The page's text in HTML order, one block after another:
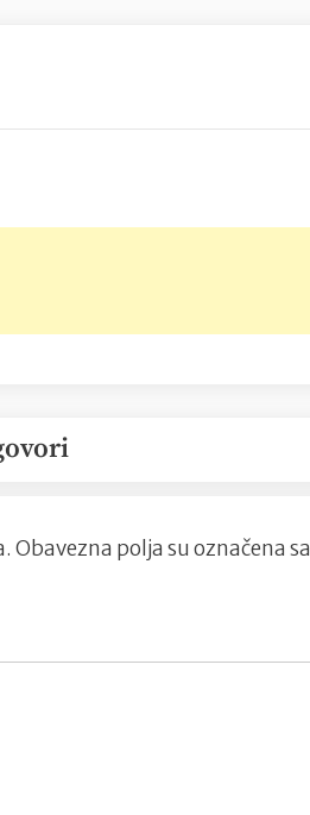
Obavezna polja su označena sa